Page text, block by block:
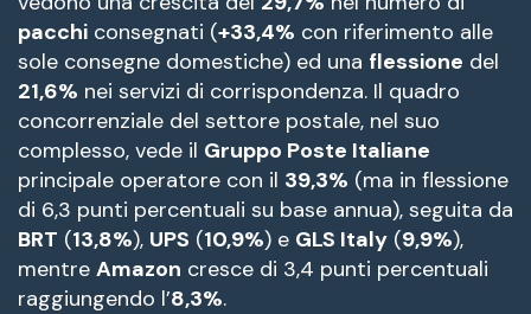
pacchi consegnati (+33,4% con riferimento alle
sole consegne domestiche) ed una flessione del
21,6% nei servizi di corrispondenza. Il quadro
concorrenziale del settore postale, nel suo
complesso, vede il Gruppo Poste Italiane
principale operatore con il 39,3% (ma in flessione
di 6,3 punti percentuali su base annua), seguita da
BRT (13,8%), UPS (10,9%) e GLS Italy (9,9%),
mentre Amazon cresce di 3,4 punti percentuali
raggiungendo l’8,3%.